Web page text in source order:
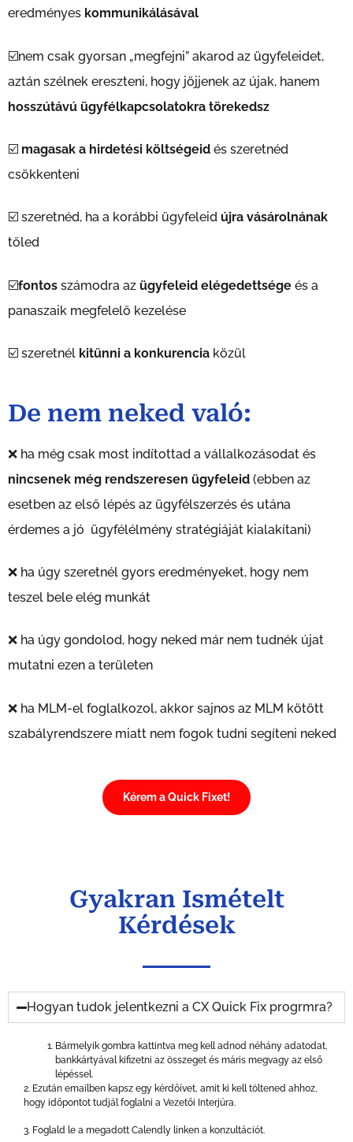
eredményes kommunikálásával
☑️nem csak gyorsan „megfejni” akarod az ügyfeleidet,
aztán szélnek ereszteni, hogy jöjjenek az újak, hanem
hosszútávú ügyfélkapcsolatokra törekedsz
☑️ magasak a hirdetési költségeid és szeretnéd
csökkenteni
☑️ szeretnéd, ha a korábbi ügyfeleid újra vásárolnának
tőled
☑️fontos számodra az ügyfeleid elégedettsége és a
panaszaik megfelelő kezelése
☑️ szeretnél kitűnni a konkurencia közül
De nem neked való:
❌ ha még csak most indítottad a vállalkozásodat és
nincsenek még rendszeresen ügyfeleid (ebben az
esetben az első lépés az ügyfélszerzés és utána
érdemes a jó ügyfélélmény stratégiáját kialakítani)
❌ ha úgy szeretnél gyors eredményeket, hogy nem
teszel bele elég munkát
❌ ha úgy gondolod, hogy neked már nem tudnék újat
mutatni ezen a területen
❌ ha MLM-el foglalkozol, akkor sajnos az MLM kötött
szabályrendszere miatt nem fogok tudni segíteni neked
Kérem a Quick Fixet!
Gyakran Ismételt
Kérdések
Hogyan tudok jelentkezni a CX Quick Fix progrmra?
Bármelyik gombra kattintva meg kell adnod néhány adatodat,
bankkártyával kifizetni az összeget és máris megvagy az első
lépéssel.
2. Ezután emailben kapsz egy kérdőívet, amit ki kell töltened ahhoz,
hogy időpontot tudjál foglalni a Vezetői Interjúra.
3. Foglald le a megadott Calendly linken a konzultációt.